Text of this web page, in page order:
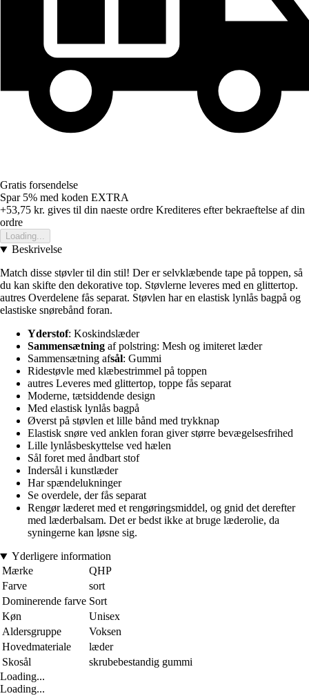
Gratis forsendelse
Spar 5% med koden EXTRA
+53,75 kr. gives til din naeste ordre Krediteres efter bekraeftelse af din
ordre
Loading...
Beskrivelse
Match disse støvler til din stil! Der er selvklæbende tape på toppen, så
du kan skifte den dekorative top. Støvlerne leveres med en glittertop.
autres Overdelene fås separat. Støvlen har en elastisk lynlås bagpå og
elastiske snørebånd foran.
Yderstof: Koskindslæder
Sammensætning af polstring: Mesh og imiteret læder
Sammensætning afsål: Gummi
Ridestøvle med klæbestrimmel på toppen
autres Leveres med glittertop, toppe fås separat
Moderne, tætsiddende design
Med elastisk lynlås bagpå
Øverst på støvlen et lille bånd med trykknap
Elastisk snøre ved anklen foran giver større bevægelsesfrihed
Lille lynlåsbeskyttelse ved hælen
Sål foret med åndbart stof
Indersål i kunstlæder
Har spændelukninger
Se overdele, der fås separat
Rengør læderet med et rengøringsmiddel, og gnid det derefter
med læderbalsam. Det er bedst ikke at bruge læderolie, da
syningerne kan løsne sig.
Yderligere information
Mærke
QHP
Farve
sort
Dominerende farve Sort
Køn
Unisex
Aldersgruppe
Voksen
Hovedmateriale
læder
Skosål
skrubebestandig gummi
Loading...
Loading...